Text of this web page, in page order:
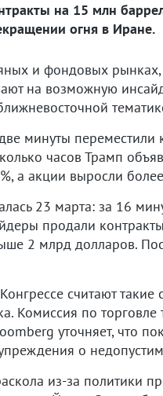
на 15 млн
огня в Иране.
и фондовых
на возможную
минуты
часов Трамп
а акции выросли
23 марта: за 16
продали
2 млрд долларов.
считают
Комиссия по
уточняет, что
о
из-за политики